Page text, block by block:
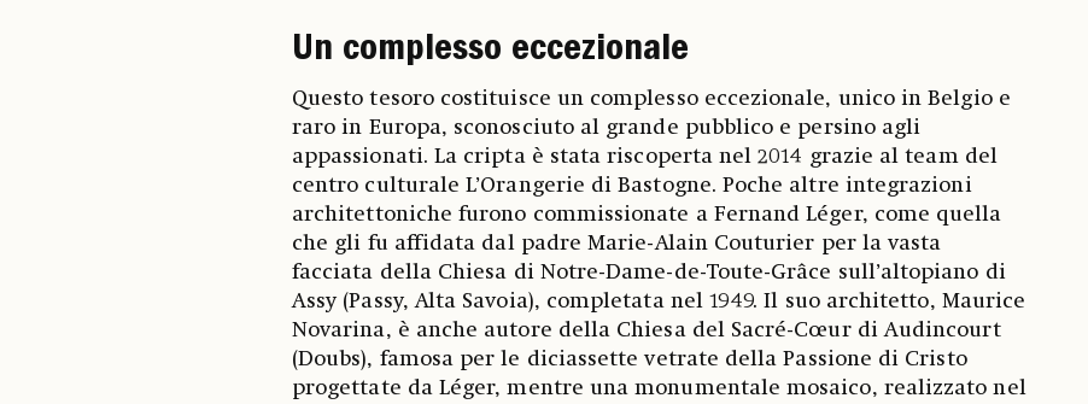
Un complesso eccezionale
Questo tesoro costituisce un complesso eccezionale, unico in Belgio e
raro in Europa, sconosciuto al grande pubblico e persino agli
appassionati. La cripta è stata riscoperta nel 2014 grazie al team del
centro culturale L’Orangerie di Bastogne. Poche altre integrazioni
architettoniche furono commissionate a Fernand Léger, come quella
che gli fu affidata dal padre Marie-Alain Couturier per la vasta
facciata della Chiesa di Notre-Dame-de-Toute-Grâce sull’altopiano di
Assy (Passy, Alta Savoia), completata nel 1949. Il suo architetto, Maurice
Novarina, è anche autore della Chiesa del Sacré-Cœur di Audincourt
(Doubs), famosa per le diciassette vetrate della Passione di Cristo
progettate da Léger, mentre una monumentale mosaico, realizzato nel